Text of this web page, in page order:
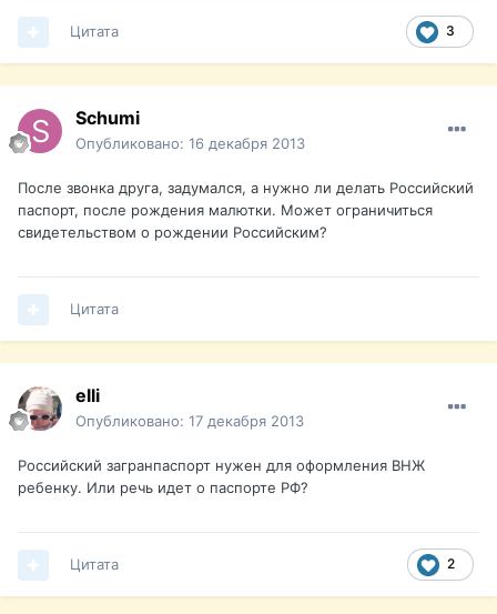
3
Цитата
Schumi
Опубликовано: 16 декабря 2013
После звонка друга, задумался, а нужно ли делать Российский
паспорт, после рождения малютки. Может ограничиться
свидетельством о рождении Российским?
Цитата
elli
Опубликовано: 17 декабря 2013
Российский загранпаспорт нужен для оформления ВНЖ
ребенку. Или речь идет о паспорте РФ?
2
Цитата